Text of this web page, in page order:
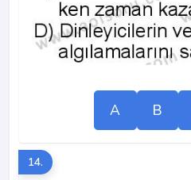
A B
14.